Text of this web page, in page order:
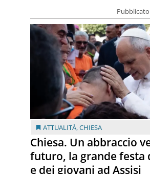
ATTUALITÀ,CHIESA
Chiesa. Un abbraccio
futuro, la grande festa
e dei giovani ad Assisi